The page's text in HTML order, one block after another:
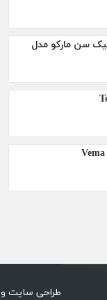
سن مارکو مدل
طراحی سایتو